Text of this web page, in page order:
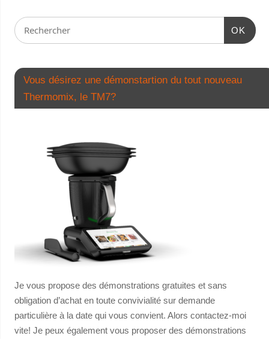
OK
Vous désirez une démonstartion du tout nouveau
Thermomix, le TM7?
Je vous propose des démonstrations gratuites et sans
obligation d’achat en toute convivialité sur demande
particulière à la date qui vous convient. Alors contactez-moi
vite! Je peux également vous proposer des démonstrations